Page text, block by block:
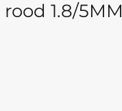
1.8/5MM